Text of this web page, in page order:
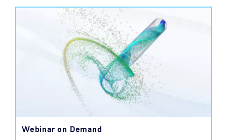
Webinar on Demand